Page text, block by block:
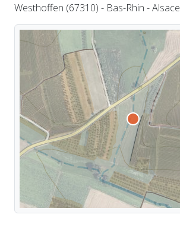
Westhoffen (67310) - Bas-Rhin - Alsace